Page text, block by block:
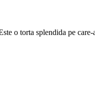
o torta splendida pe